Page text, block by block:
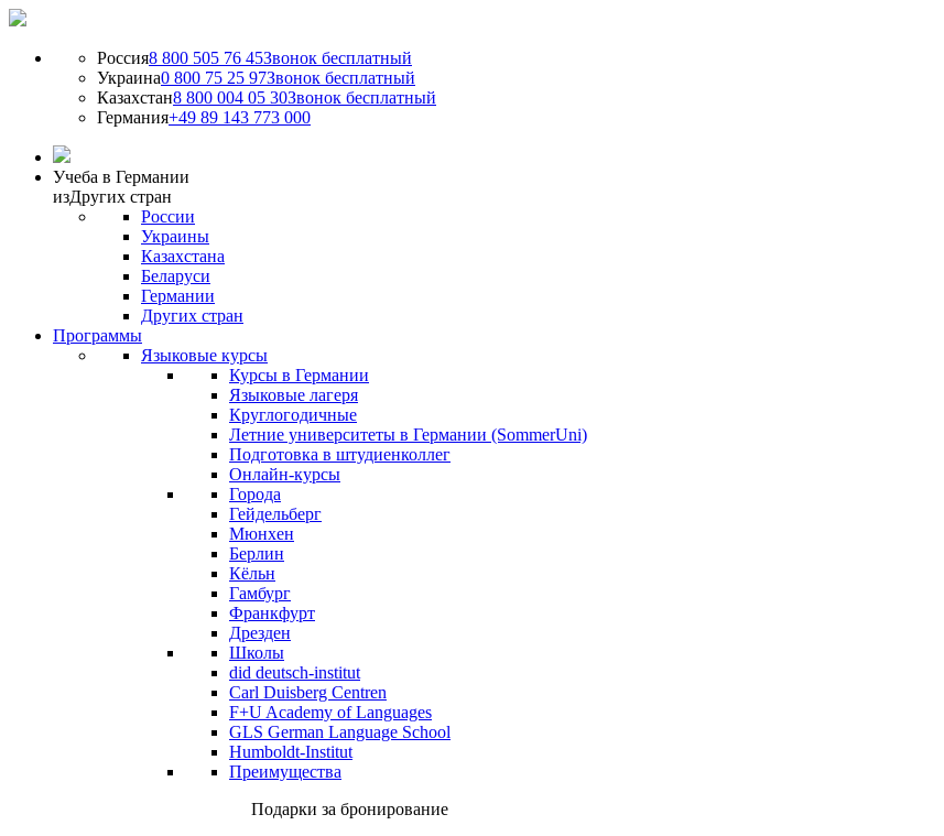
Россия8 800 505 76 45Звонок бесплатный
Украина0 800 75 25 97Звонок бесплатный
Казахстан8 800 004 05 30Звонок бесплатный
Германия+49 89 143 773 000
Учеба в Германии
изДругих стран
России
Украины
Казахстана
Беларуси
Германии
Других стран
Программы
Языковые курсы
Курсы в Германии
Языковые лагеря
Круглогодичные
Летние университеты в Германии (SommerUni)
Подготовка в штудиенколлег
Онлайн-курсы
Города
Гейдельберг
Мюнхен
Берлин
Кёльн
Гамбург
Франкфурт
Дрезден
Школы
did deutsch-institut
Carl Duisberg Centren
F+U Academy of Languages
GLS German Language School
Humboldt-Institut
Преимущества
Подарки за бронирование